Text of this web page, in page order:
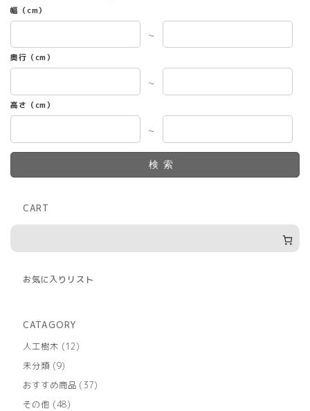
幅（cm）
～
奥行（cm）
～
高さ（cm）
～
検索
CART
お気に入りリスト
CATAGORY
人工樹木
1212
商
未分類 99
の
商
おすすめ商品 3737
その他 4848